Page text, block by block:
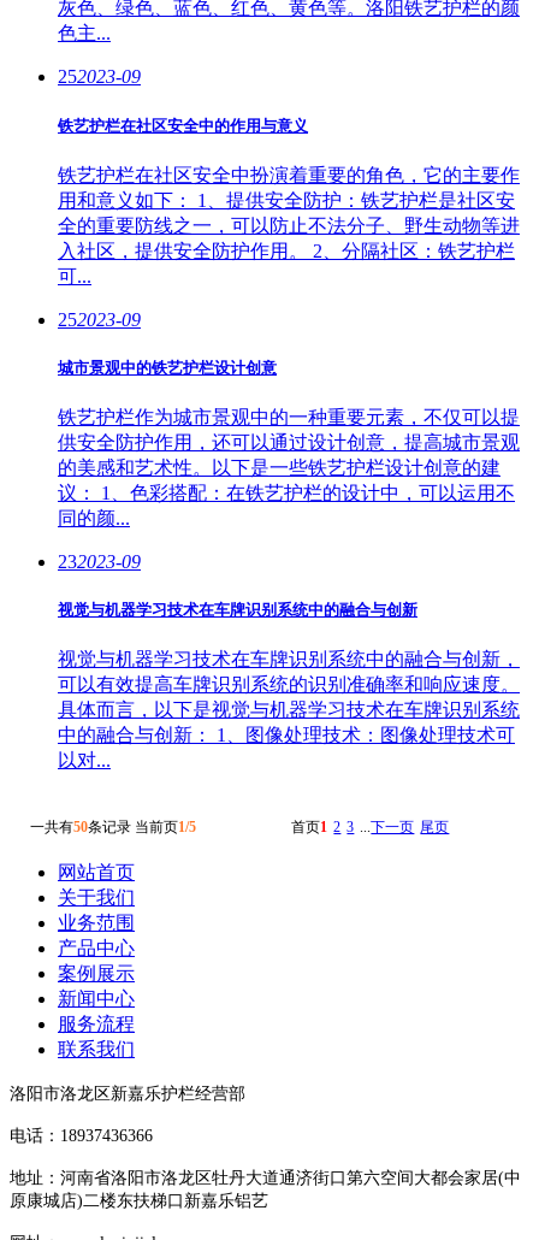
灰色、绿色、蓝色、红色、黄色等。洛阳铁艺护栏的颜
色主...
252023-09
铁艺护栏在社区安全中的作用与意义
铁艺护栏在社区安全中扮演着重要的角色，它的主要作
用和意义如下： 1、提供安全防护：铁艺护栏是社区安
全的重要防线之一，可以防止不法分子、野生动物等进
入社区，提供安全防护作用。 2、分隔社区：铁艺护栏
可...
252023-09
城市景观中的铁艺护栏设计创意
铁艺护栏作为城市景观中的一种重要元素，不仅可以提
供安全防护作用，还可以通过设计创意，提高城市景观
的美感和艺术性。以下是一些铁艺护栏设计创意的建
议： 1、色彩搭配：在铁艺护栏的设计中，可以运用不
同的颜...
232023-09
视觉与机器学习技术在车牌识别系统中的融合与创新
视觉与机器学习技术在车牌识别系统中的融合与创新，
可以有效提高车牌识别系统的识别准确率和响应速度。
具体而言，以下是视觉与机器学习技术在车牌识别系统
中的融合与创新： 1、图像处理技术：图像处理技术可
以对...
一共有50条记录 当前页1/5 首页1 2 3 ...下一页 尾页
网站首页
关于我们
业务范围
产品中心
案例展示
新闻中心
服务流程
联系我们
洛阳市洛龙区新嘉乐护栏经营部
电话：18937436366
地址：河南省洛阳市洛龙区牡丹大道通济街口第六空间大都会家居(中
原康城店)二楼东扶梯口新嘉乐铝艺